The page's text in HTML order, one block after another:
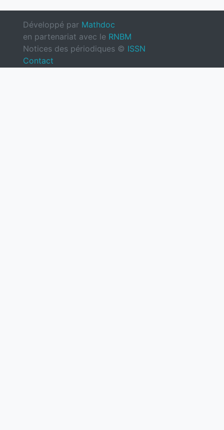
Développé par Mathdoc
en partenariat avec le RNBM
Notices des périodiques © ISSN
Contact